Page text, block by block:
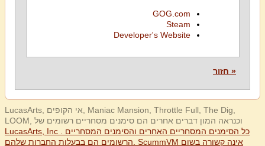
GOG.com
Steam
Developer's Website
« חזור
LucasArts, אי הקופים, Maniac Mansion, Throttle Full, The Dig,
LOOM, וכנראה המון דברים אחרים הם סימנים מסחריים רשומים של
LucasArts, Inc . כל הסימנים המסחריים האחרים והסימנים המסחריים
הרשומים הם בבעלות החברות שלהם. ScummVM אינה קשורה בשום